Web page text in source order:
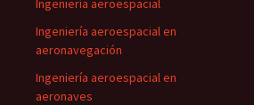
Ingeniería aeroespacial
Ingeniería aeroespacial en
aeronavegación
Ingeniería aeroespacial en
aeronaves